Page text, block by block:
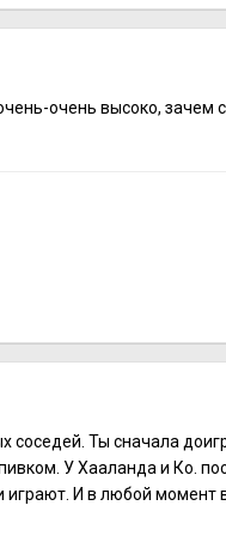
очень высоко, зачем
Ты сначала
У Хааланда и Ко.
И в любой момент